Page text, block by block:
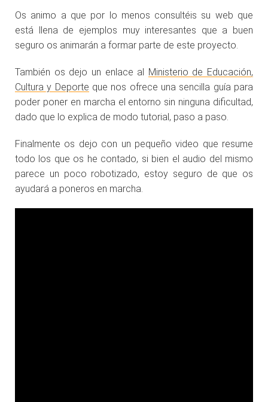
Os animo a que por lo menos consultéis su web que
está llena de ejemplos muy interesantes que a buen
seguro os animarán a formar parte de este proyecto.
También os dejo un enlace al Ministerio de Educación,
Cultura y Deporte que nos ofrece una sencilla guía para
poder poner en marcha el entorno sin ninguna dificultad,
dado que lo explica de modo tutorial, paso a paso.
Finalmente os dejo con un pequeño video que resume
todo los que os he contado, si bien el audio del mismo
parece un poco robotizado, estoy seguro de que os
ayudará a poneros en marcha.